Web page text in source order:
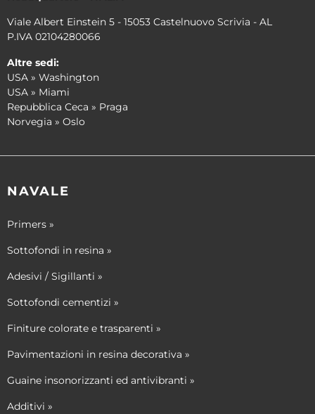
Viale Albert Einstein 5 - 15053 Castelnuovo Scrivia - AL
P.IVA 02104280066
Altre sedi:
USA » Washington
USA » Miami
Repubblica Ceca » Praga
Norvegia » Oslo
NAVALE
Primers »
Sottofondi in resina »
Adesivi / Sigillanti »
Sottofondi cementizi »
Finiture colorate e trasparenti »
Pavimentazioni in resina decorativa »
Guaine insonorizzanti ed antivibranti »
Additivi »